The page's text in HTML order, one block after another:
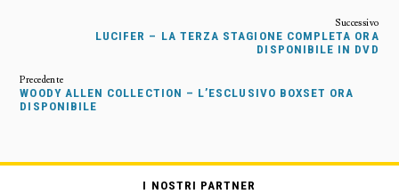
LUCIFER – LA TERZA STAGIONE COMPLETA ORA
DISPONIBILE IN DVD
WOODY ALLEN COLLECTION – L’ESCLUSIVO BOXSET ORA
DISPONIBILE
I NOSTRI PARTNER